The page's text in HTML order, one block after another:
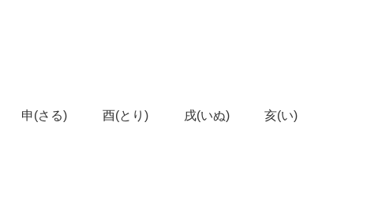
申(さる) 酉(とり) 戌(いぬ) 亥(い)